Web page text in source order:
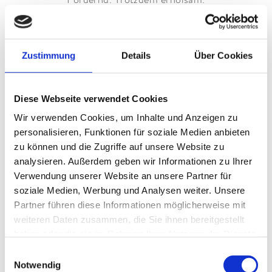
Zustimmung Details Über Cookies
Diese Webseite verwendet Cookies
Wir verwenden Cookies, um Inhalte und Anzeigen zu
personalisieren, Funktionen für soziale Medien anbieten
zu können und die Zugriffe auf unsere Website zu
analysieren. Außerdem geben wir Informationen zu Ihrer
Verwendung unserer Website an unsere Partner für
soziale Medien, Werbung und Analysen weiter. Unsere
Partner führen diese Informationen möglicherweise mit
weiteren Daten zusammen, die Sie ihnen bereitgestellt
Notwendig
Rund um Ihr Yoga Retreat Bayern
und das Hotel Staudacherhof
Yoga Retreat. Am Fuß derZugspitze. Rund um das
Hotel Staudacherhof. Mit vielen verschiedenen
Aktivitäten. Zwischen den Yoga-Einheiten nutzen
Sie Ihre freie Zeit. Für andere Dinge.Garmisch-
Partenkirchenerleben. Das Werdenfelser Land
entdecken. Mit einem E-Roller. Auf die Zugspitze
fahren. Mit der Bergbahn. Die wunderschöne
Landschaft genießen. Bei einer Wanderung. Das ist
Aktivsein. Als Ausgleich. Und als Gegenpol. Zu